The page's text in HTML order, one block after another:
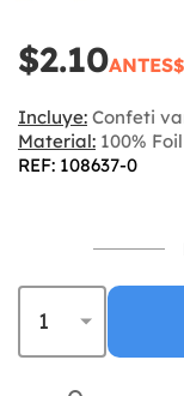
$2.10ANTES
Incluye: Confeti
Material: 100% Foil
REF: 108637-0